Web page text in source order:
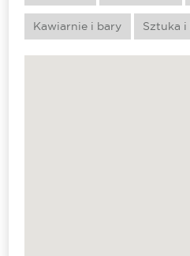
Kawiarnie i bary Sztuka i